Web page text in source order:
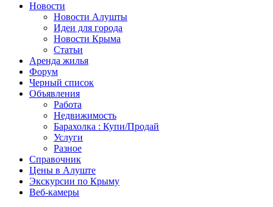
Новости
Новости Алушты
Идеи для города
Новости Крыма
Статьи
Аренда жилья
Форум
Черный список
Объявления
Работа
Недвижимость
Барахолка : Купи/Продай
Услуги
Разное
Справочник
Цены в Алуште
Экскурсии по Крыму
Веб-камеры